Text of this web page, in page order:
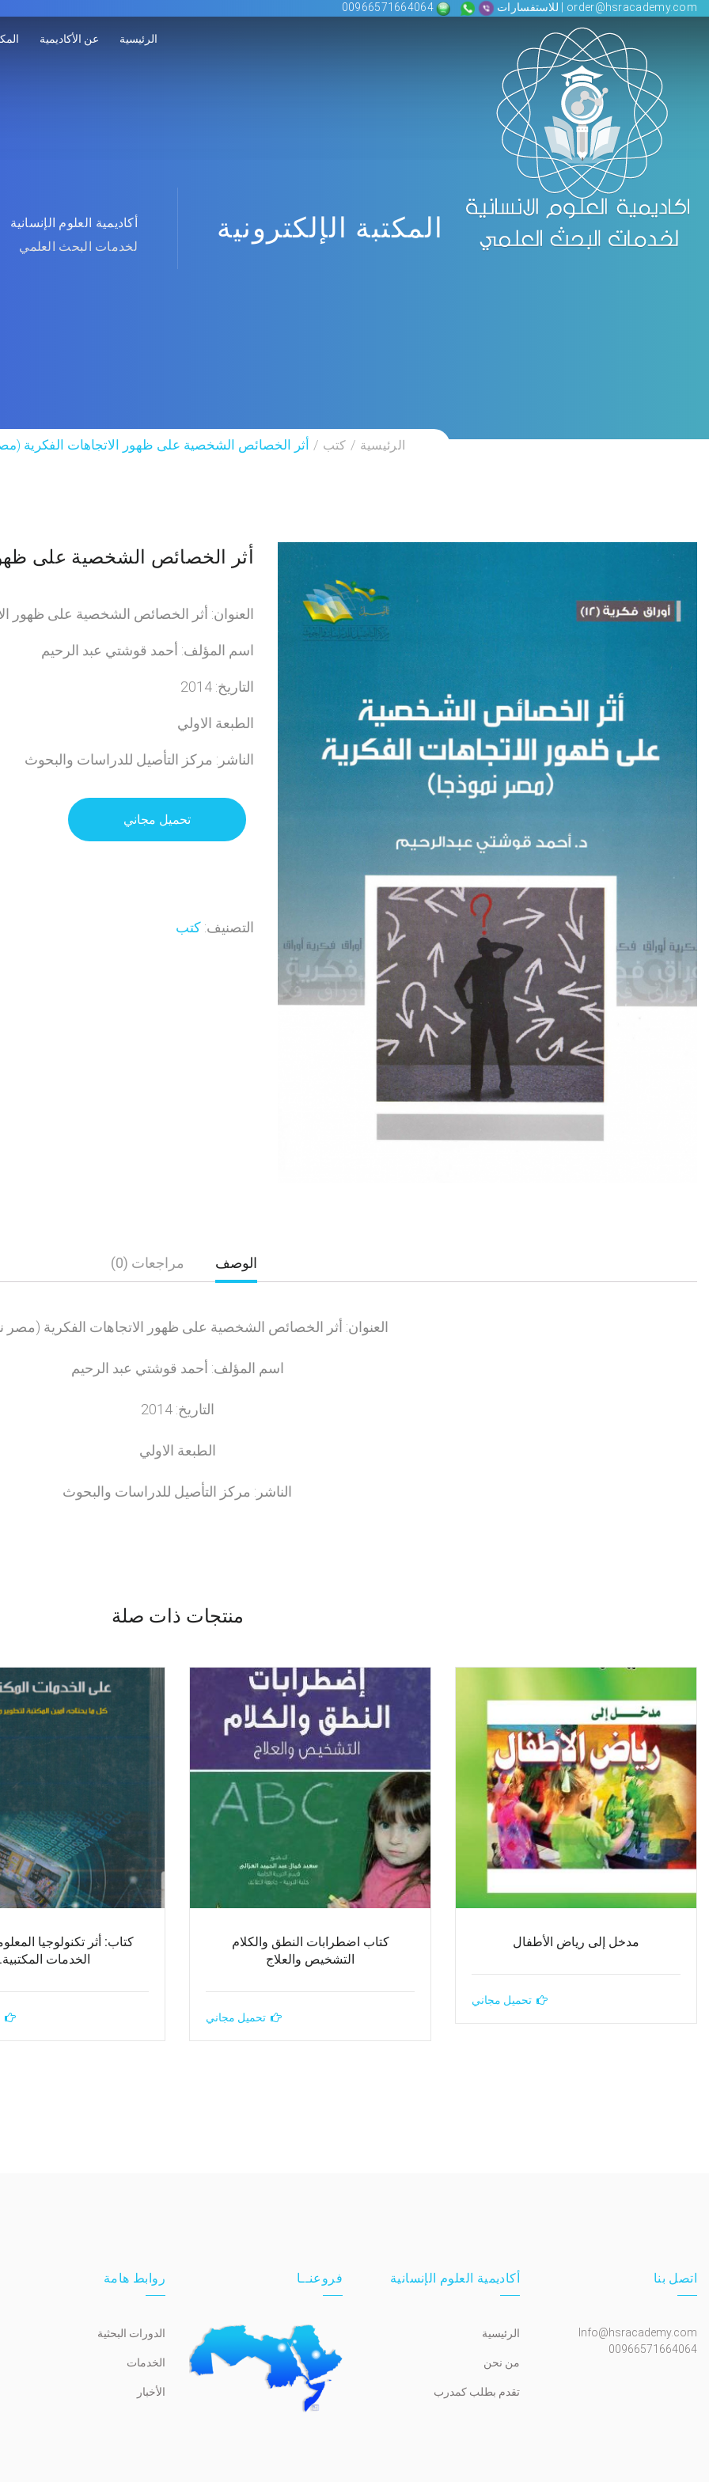
order@hsracademy.com | للاستفسارات 00966571664064
الرئيسية عن الأكاديمية
المكتبة الإلكترونية
أكاديمية العلوم الإنسانية
لخدمات البحث العلمي
الرئيسية كتب أثر الخصائص الشخصية على ظهور الاتجاهات الفكرية
أثر الخصائص الشخصية على
العنوان: أثر الخصائص الشخصية على ظهور
اسم المؤلف: أحمد قوشتي عبد الرحيم
التاريخ: 2014
الطبعة الاولي
الناشر: مركز التأصيل للدراسات والبحوث
تحميل مجاني
التصنيف: كتب
الوصف مراجعات (0)
العنوان: أثر الخصائص الشخصية على ظهور الاتجاهات الفكرية (مصر
اسم المؤلف: أحمد قوشتي عبد الرحيم
التاريخ: 2014
الطبعة الاولي
الناشر: مركز التأصيل للدراسات والبحوث
منتجات ذات صلة
مدخل إلى رياض الأطفال
تحميل مجاني
كتاب اضطرابات النطق والكلام
التشخيص والعلاج
تحميل مجاني
كتاب: أثر تكنولوجيا
الخدمات المكتبية.
اتصل بنا
Info@hsracademy.com
00966571664064
أكاديمية العلوم الإنسانية
الرئيسية
من نحن
تقدم بطلب كمدرب
فروعنــا روابط هامة
الدورات البحثية
الخدمات
الأخبار